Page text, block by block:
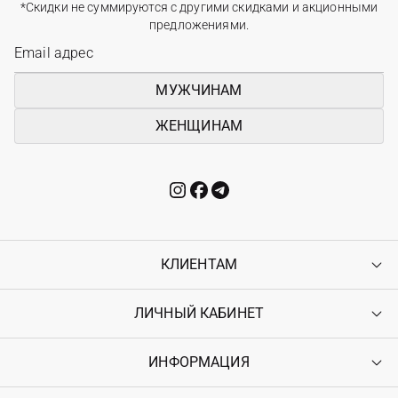
*Скидки не суммируются с другими скидками и акционными
предложениями.
МУЖЧИНАМ
ЖЕНЩИНАМ
КЛИЕНТАМ
Контакты
Возврат
Гарантия
ЛИЧНЫЙ КАБИНЕТ
Войти
ИНФОРМАЦИЯ